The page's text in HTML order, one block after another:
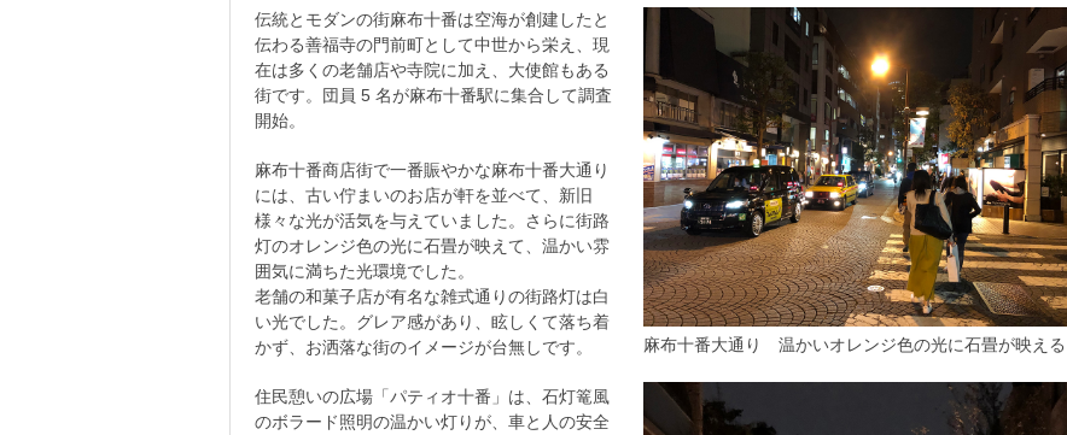
麻布十番大通り 温かいオレンジ色の光に石畳が映える
伝統とモダンの街麻布十番は空海が創建したと
伝わる善福寺の門前町として中世から栄え、現
在は多くの老舗店や寺院に加え、大使館もある
街です。団員 5 名が麻布十番駅に集合して調査
開始。
麻布十番商店街で一番賑やかな麻布十番大通り
には、古い佇まいのお店が軒を並べて、新旧
様々な光が活気を与えていました。さらに街路
灯のオレンジ色の光に石畳が映えて、温かい雰
囲気に満ちた光環境でした。
老舗の和菓子店が有名な雑式通りの街路灯は白
い光でした。グレア感があり、眩しくて落ち着
かず、お洒落な街のイメージが台無しです。
住民憩いの広場「パティオ十番」は、石灯篭風
のボラード照明の温かい灯りが、車と人の安全